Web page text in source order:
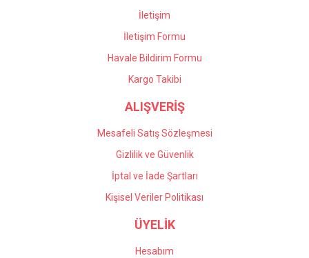
Gönder
İletişim
İletişim Formu
Havale Bildirim Formu
Kargo Takibi
ALIŞVERİŞ
Mesafeli Satış Sözleşmesi
Gizlilik ve Güvenlik
İptal ve İade Şartları
Kişisel Veriler Politikası
ÜYELİK
Hesabım